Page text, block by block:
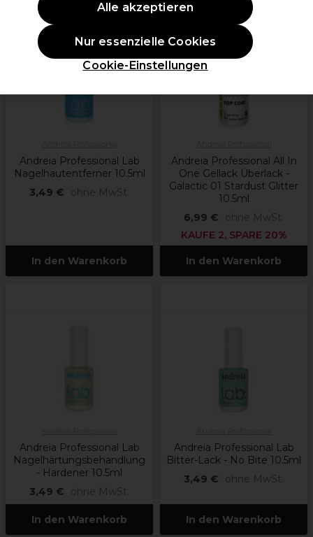
Andreia Professional Lab
Nagelhautentferner 10.5ml
3,49 €
ohne MwSt.
In den Warenkorb
ANGEBOT
Andreia Professional All In
One Gellack Überlack -
Galactic 01 Stardust Glitter
10.5ml
6,99 €
ohne MwSt.
KAUFE 2, SPARE 20%
In den Warenkorb
Andreia Professional Lab
Nagelhärtungsbehandlung
- Hardener 10.5ml
3,49 €
ohne MwSt.
In den Warenkorb
Andreia Professional Lab
Bitter-Lack - No Bite 10.5ml
3,49 €
ohne MwSt.
In den Warenkorb
Cookie-Einstellungen
Nur essenzielle Cookies
Alle akzeptieren